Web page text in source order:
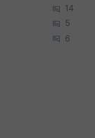
14
5
6